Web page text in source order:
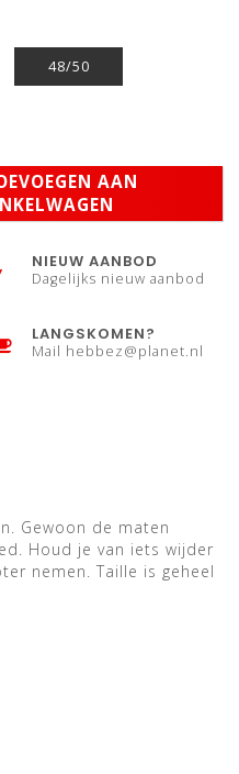
48/50
AAN
NIEUW AANBOD
Dagelijks nieuw aanbod
LANGSKOMEN?
Mail hebbez@planet.nl
Gewoon de maten
Houd je van iets wijder
nemen. Taille is geheel